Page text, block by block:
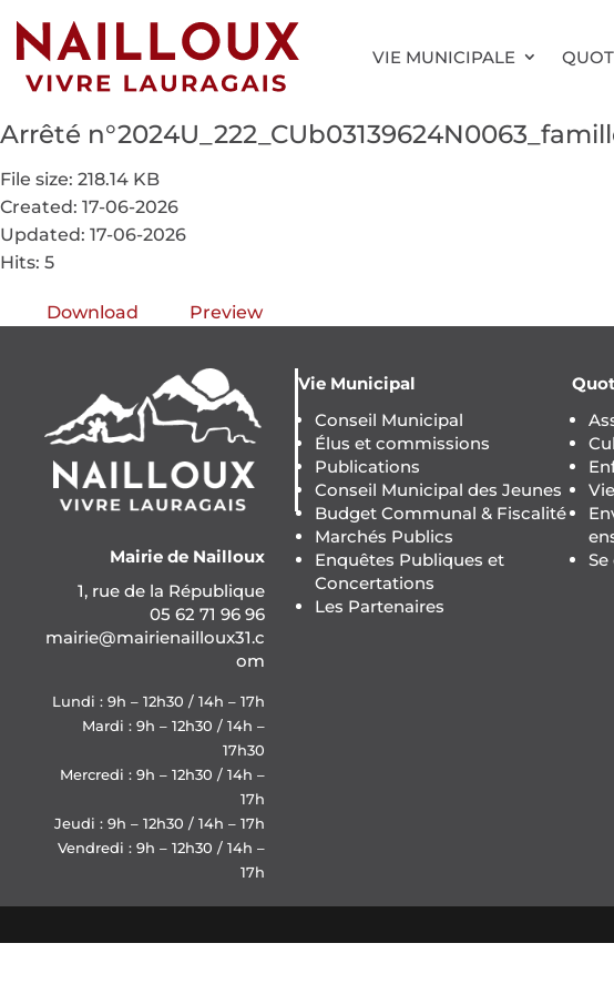
VIE MUNICIPALE
Arrêté
File size: 218.14 KB
Created: 17-06-2026
Updated: 17-06-2026
Hits: 5
Download Preview
Mairie de Nailloux
1, rue de la République
05 62 71 96 96
mairie@mairienailloux31.c
om
Lundi : 9h – 12h30 / 14h – 17h
Mardi : 9h – 12h30 / 14h –
17h30
Mercredi : 9h – 12h30 / 14h –
17h
Jeudi : 9h – 12h30 / 14h – 17h
Vendredi : 9h – 12h30 / 14h –
17h
Vie Municipal
Conseil Municipal
Élus et commissions
Publications
Conseil Municipal des Jeunes
Budget Communal & Fiscalité
Marchés Publics
Enquêtes Publiques et
Concertations
Les Partenaires